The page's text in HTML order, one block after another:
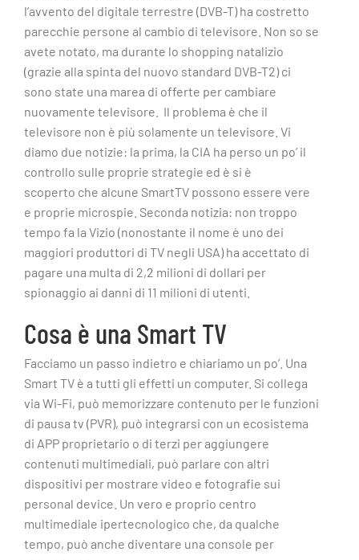
l’avvento del digitale terrestre (DVB-T) ha costretto
parecchie persone al cambio di televisore. Non so se
avete notato, ma durante lo shopping natalizio
(grazie alla spinta del nuovo standard DVB-T2) ci
sono state una marea di offerte per cambiare
nuovamente televisore. Il problema è che il
televisore non è più solamente un televisore. Vi
diamo due notizie: la prima, la CIA ha perso un po’ il
controllo sulle proprie strategie ed è si è
scoperto che alcune SmartTV possono essere vere
e proprie microspie. Seconda notizia: non troppo
tempo fa la Vizio (nonostante il nome è uno dei
maggiori produttori di TV negli USA) ha accettato di
pagare una multa di 2,2 milioni di dollari per
spionaggio ai danni di 11 milioni di utenti.
Cosa è una Smart TV
Facciamo un passo indietro e chiariamo un po’. Una
Smart TV è a tutti gli effetti un computer. Si collega
via Wi-Fi, può memorizzare contenuto per le funzioni
di pausa tv (PVR), può integrarsi con un ecosistema
di APP proprietario o di terzi per aggiungere
contenuti multimediali, può parlare con altri
dispositivi per mostrare video e fotografie sui
personal device. Un vero e proprio centro
multimediale ipertecnologico che, da qualche
tempo, può anche diventare una console per